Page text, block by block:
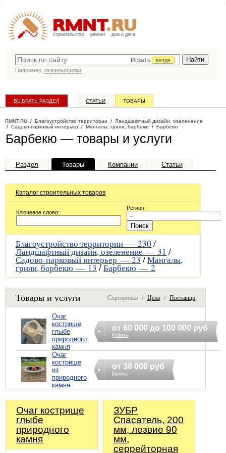
строительство ремонт дом и дача
Искать
везде
Например, газонокосилки
ВЫБРАТЬ РАЗДЕЛ СТАТЬИ ТОВАРЫ
RMNT.RU / Благоустройство территории / Ландшафтный дизайн, озеленение
/ Садово-парковый интерьер / Мангалы, грили, барбекю / Барбекю
Барбекю — товары и услуги
Раздел Товары Компании Статьи
Каталог строительных товаров
Ключевое слово:
Регион:
Благоустройство территории — 230 /
Ландшафтный дизайн, озеленение — 31 /
Садово-парковый интерьер —23/Мангалы,
грили, барбекю —13/Барбекю —2
Товары и услуги Сортировка / Цена/ Поставщик
Очаг
кострище
глыбе
природного
камня
от 60 000 до 100 000 руб
Купить
Очаг
кострище
из
природного
камня
от 38 000 руб
Купить
Очаг кострище
глыбе
природного
камня
ЗУБР
Спасатель, 200
мм, лезвие 90
мм,
серрейторная